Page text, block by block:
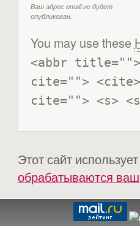
Ваш адрес email не будет
опубликован.
You may use these
<abbr title="">
cite=""> <cite>
cite=""> <s>
Этот сайт
обрабатываются